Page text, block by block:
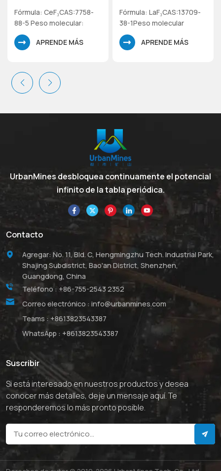
Fórmula: CeF₃CAS:7758-
88-5 Peso molecular:
197,12 fluoruro de cerio
APRENDE MÁS
Fórmula: LaF₃CAS:13709-
38-1Peso molecular
195,9fluoruro de lantano
APRENDE MÁS
UrbanMines desbloquea continuamente el potencial
infinito de la tabla periódica.
Contacto
Agregar: No. 11, Bld. C, Hengmingzhu Tech. Industrial Park,
Shajing Subdistrict, Bao'an District, Shenzhen,
Guangdong, China
Teléfono : +86-755-2543 2352
Correo electrónico : info@urbanmines.com
Teams : +8613823543387
WhatsApp : +8613823543387
Suscribir
Si está interesado en nuestros productos y desea
conocer más detalles, deje un mensaje aquí. Te
responderemos lo más pronto posible.